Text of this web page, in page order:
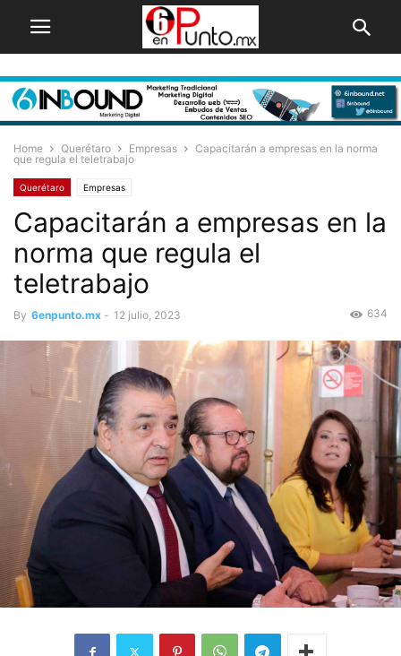
Home Querétaro Empresas
Capacitarán a empresas en la norma
que regula el teletrabajo
Querétaro Empresas
Capacitarán a empresas en la
norma que regula el
teletrabajo
By 6enpunto.mx - 12 julio, 2023 634